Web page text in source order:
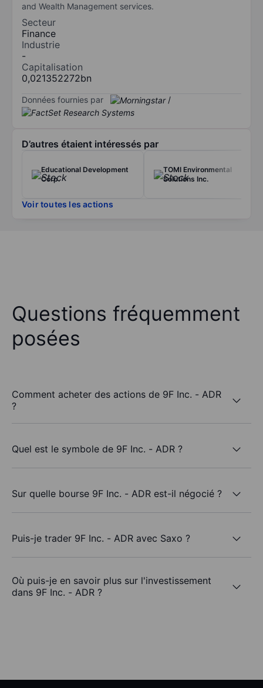
and Wealth Management services.
Secteur
Finance
Industrie
-
Capitalisation
0,021352272bn
Données fournies par /
D’autres étaient intéressés par
Educational Development
Corp.
TOMI Environmental
Solutions Inc.
Voir toutes les actions
Questions fréquemment
posées
Comment acheter des actions de 9F Inc. - ADR
?
Quel est le symbole de 9F Inc. - ADR ?
Sur quelle bourse 9F Inc. - ADR est-il négocié ?
Puis-je trader 9F Inc. - ADR avec Saxo ?
Où puis-je en savoir plus sur l'investissement
dans 9F Inc. - ADR ?